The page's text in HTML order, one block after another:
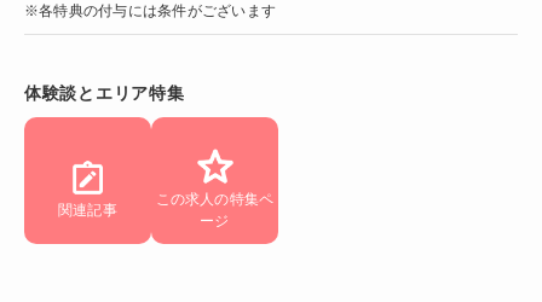
※各特典の付与には条件がございます
体験談とエリア特集
関連記事
この求人の特集ペ
ージ